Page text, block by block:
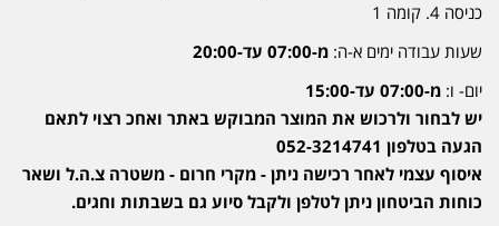
כניסה 4. קומה 1
שעות עבודה ימים א-ה: מ-07:00 עד-20:00
יום- ו: מ-07:00 עד-15:00
יש לבחור ולרכוש את המוצר המבוקש באתר ואחכ רצוי לתאם
הגעה בטלפון 052-3214741
איסוף עצמי לאחר רכישה ניתן - מקרי חרום - משטרה צ.ה.ל ושאר
כוחות הביטחון ניתן לטלפן ולקבל סיוע גם בשבתות וחגים.